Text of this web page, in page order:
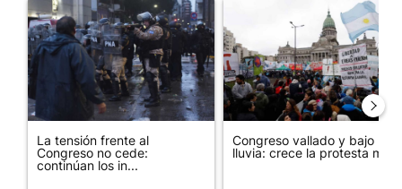
Un artículo de tendencia con el título "La tensión frente al
La tensión frente al
Congreso no cede:
continúan los in...
Un artículo de tendencia
Congreso vallado y bajo la
lluvia: crece la protesta mi...